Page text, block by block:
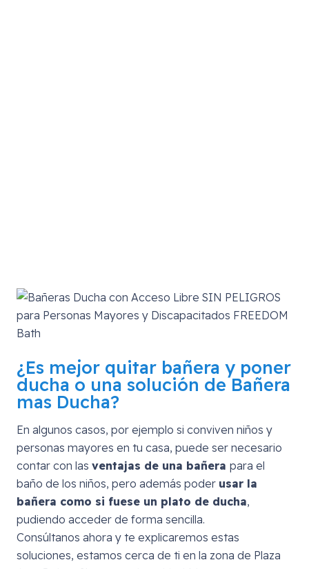
¿Es mejor quitar bañera y poner
ducha o una solución de Bañera
mas Ducha?
En algunos casos, por ejemplo si conviven niños y
personas mayores en tu casa, puede ser necesario
contar con las ventajas de una bañera para el
baño de los niños, pero además poder usar la
bañera como si fuese un plato de ducha,
pudiendo acceder de forma sencilla.
Consúltanos ahora y te explicaremos estas
soluciones, estamos cerca de ti en la zona de Plaza